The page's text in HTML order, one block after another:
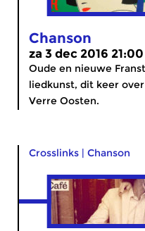
Chanson
za 3 dec 2016
Oude en nieuwe
liedkunst, dit keer
Verre Oosten.
Crosslinks | Chanson